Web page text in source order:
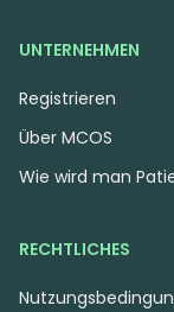
UNTERNEHMEN
Registrieren
Über MCOS
Wie wird man
RECHTLICHES